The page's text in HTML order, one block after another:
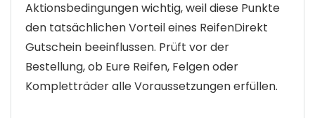
Aktionsbedingungen wichtig, weil diese Punkte
den tatsächlichen Vorteil eines ReifenDirekt
Gutschein beeinflussen. Prüft vor der
Bestellung, ob Eure Reifen, Felgen oder
Kompletträder alle Voraussetzungen erfüllen.